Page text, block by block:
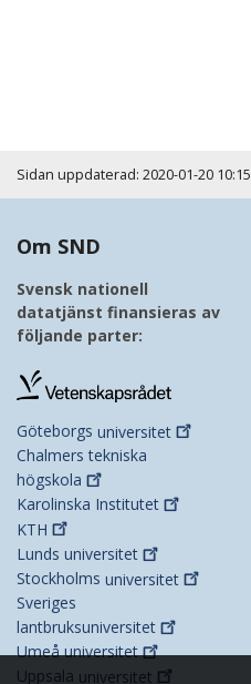
Sidan uppdaterad: 2020-01-20 10:15
Om SND
Svensk nationell
datatjänst finansieras av
följande parter:
Göteborgs universitet
Chalmers tekniska
högskola
Karolinska Institutet
KTH
Lunds universitet
Stockholms universitet
Sveriges
lantbruksuniversitet
Umeåuniversitet
Uppsala universitet